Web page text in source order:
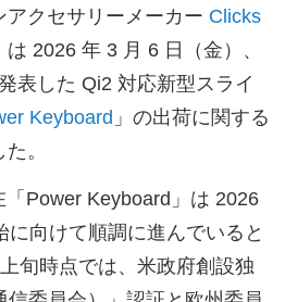
クセサリーメーカー Clicks
は 2026 年 3 月 6 日（金）、
表した Qi2 対応新型スライ
Keyboard 」の出荷に関する
。
Power Keyboard」は 2026
に向けて順調に進んでいると
旬時点では、米政府創設独